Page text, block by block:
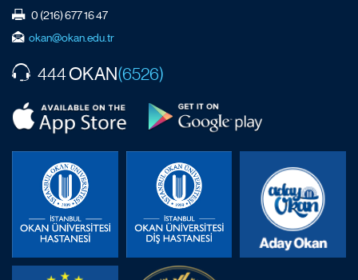
0 (216) 677 16 47
okan@okan.edu.tr
444OKAN(6526)